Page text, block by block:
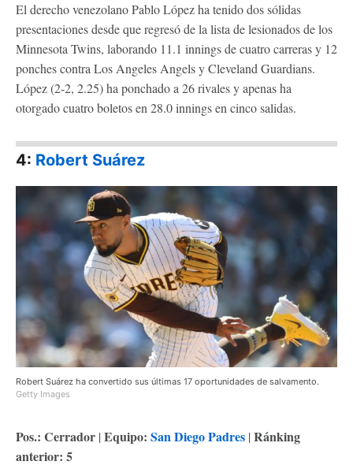
El derecho venezolano Pablo López ha tenido dos sólidas
presentaciones desde que regresó de la lista de lesionados de los
Minnesota Twins, laborando 11.1 innings de cuatro carreras y 12
ponches contra Los Angeles Angels y Cleveland Guardians.
López (2-2, 2.25) ha ponchado a 26 rivales y apenas ha
otorgado cuatro boletos en 28.0 innings en cinco salidas.
4: Robert Suárez
Robert Suárez ha convertido sus últimas 17 oportunidades de salvamento.
Getty Images
Pos.: Cerrador | Equipo: San Diego Padres | Ránking
anterior: 5